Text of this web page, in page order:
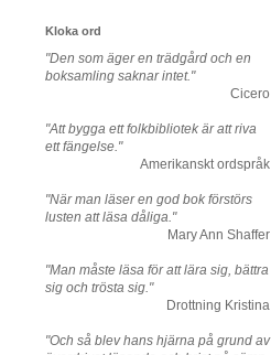
Kloka ord
"Den som äger en trädgård och en
boksamling saknar intet."
Cicero
"Att bygga ett folkbibliotek är att riva
ett fängelse."
Amerikanskt ordspråk
"När man läser en god bok förstörs
lusten att läsa dåliga."
Mary Ann Shaffer
"Man måste läsa för att lära sig, bättra
sig och trösta sig."
Drottning Kristina
"Och så blev hans hjärna på grund av